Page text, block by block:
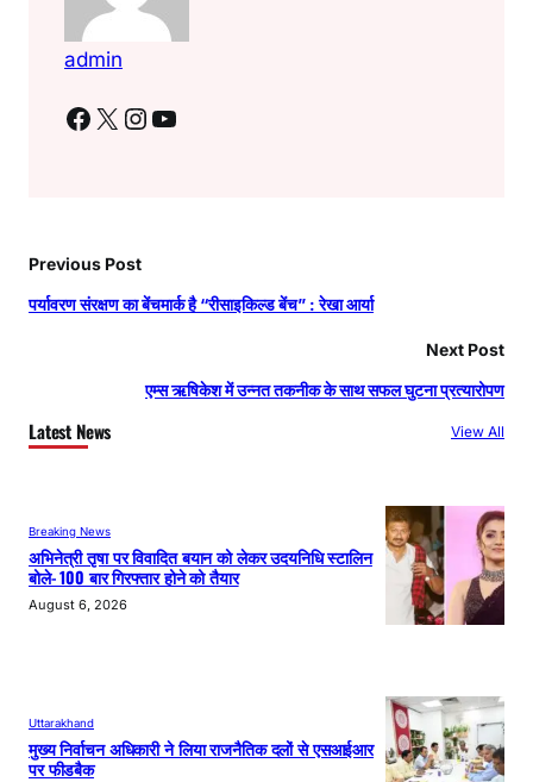
admin
Facebook X Instagram YouTube
Previous Post
पर्यावरण संरक्षण का बेंचमार्क है “रीसाइकिल्ड बेंच” : रेखा आर्या
Next Post
एम्स ऋषिकेश में उन्नत तकनीक के साथ सफल घुटना प्रत्यारोपण
Latest News View All
Breaking News
अभिनेत्री तृषा पर विवादित बयान को लेकर उदयनिधि स्टालिन
बोले- 100 बार गिरफ्तार होने को तैयार
August 6, 2026
Uttarakhand
मुख्य निर्वाचन अधिकारी ने लिया राजनैतिक दलों से एसआईआर
पर फीडबैक